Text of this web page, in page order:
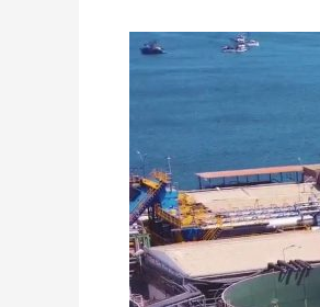
Fishmeal
and
produced
by
Austral
Group
have
lower